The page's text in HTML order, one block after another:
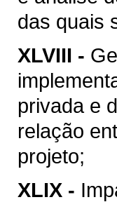
das quais
XLVIII -
privada e
relação
projeto;
XLIX -